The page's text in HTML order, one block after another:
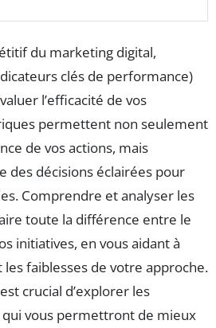
du marketing digital,
clés de performance)
l’efficacité de vos
permettent non seulement
de vos actions, mais
des décisions éclairées pour
Comprendre et analyser les
toute la différence entre le
initiatives, en vous aidant à
faiblesses de votre approche.
crucial d’explorer les
vous permettront de mieux